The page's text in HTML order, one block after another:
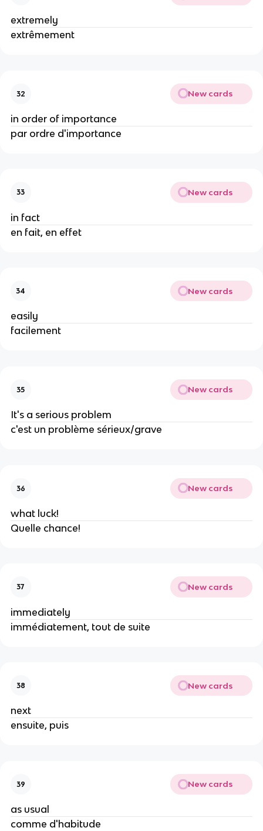
extremely
extrêmement
32 New cards
in order of importance
par ordre d'importance
33 New cards
in fact
en fait, en effet
34 New cards
easily
facilement
35 New cards
It's a serious problem
c'est un problème sérieux/grave
36 New cards
what luck!
Quelle chance!
37 New cards
immediately
immédiatement, tout de suite
38 New cards
next
ensuite, puis
39 New cards
as usual
comme d'habitude